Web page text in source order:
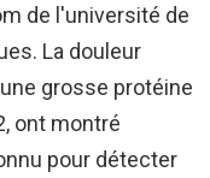
de l'université de
La douleur
grosse protéine
ont montré
pour détecter